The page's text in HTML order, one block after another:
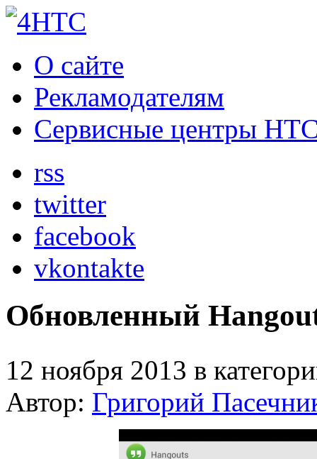
О сайте
Рекламодателям
Сервисные центры
rss
twitter
facebook
vkontakte
Обновленный
12 ноября 2013 в
Автор: Григорий